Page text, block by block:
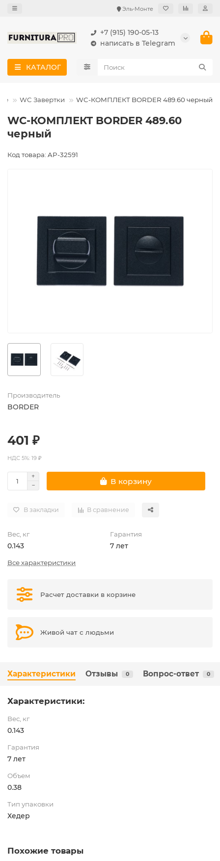
Эль-Монте
+7 (915) 190-05-13
написать в Telegram
КАТАЛОГ
WC Завертки WC-КОМПЛЕКТ BORDER 489.60 черный
WC-КОМПЛЕКТ BORDER 489.60
черный
Код товара: AP-32591
Производитель
BORDER
401 ₽
НДС 5%: 19 ₽
В корзину
В закладки В сравнение
Вес, кг
0.143
Гарантия
7 лет
Все характеристики
Расчет доставки в корзине
Живой чат с людьми
Характеристики Отзывы 0 Вопрос-ответ 0
Характеристики:
Вес, кг
0.143
Гарантия
7 лет
Объем
0.38
Тип упаковки
Хедер
Похожие товары